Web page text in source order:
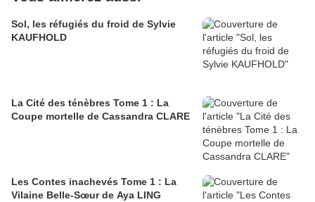
Sol, les réfugiés du froid de Sylvie
KAUFHOLD
La Cité des ténèbres Tome 1 : La
Coupe mortelle de Cassandra CLARE
Les Contes inachevés Tome 1 : La
Vilaine Belle-Sœur de Aya LING